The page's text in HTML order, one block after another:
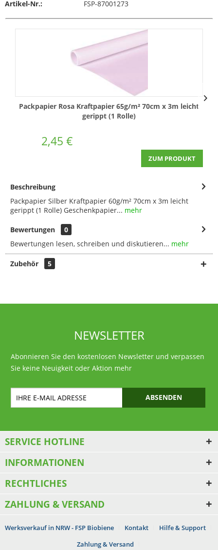
Artikel-Nr.: FSP-87001273
Packpapier Rosa Kraftpapier 65g/m² 70cm x 3m leicht
gerippt (1 Rolle)
2,45 €
ZUM PRODUKT
Beschreibung
Packpapier Silber Kraftpapier 60g/m² 70cm x 3m leicht
gerippt (1 Rolle) Geschenkpapier... mehr
Bewertungen
0
Bewertungen lesen, schreiben und diskutieren... mehr
Zubehör 5
NEWSLETTER
Abonnieren Sie den kostenlosen Newsletter und verpassen
Sie keine Neuigkeit oder Aktion mehr
ABSENDEN
SERVICE HOTLINE
INFORMATIONEN
RECHTLICHES
ZAHLUNG & VERSAND
Werksverkauf in NRW - FSP Biobiene Kontakt
Hilfe & Support
Zahlung & Versand